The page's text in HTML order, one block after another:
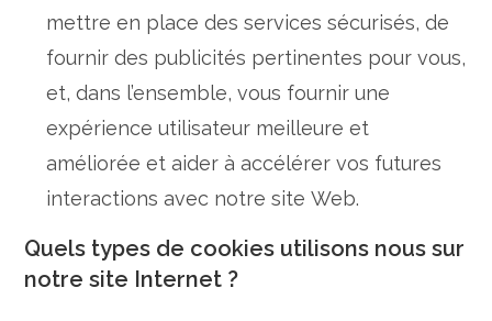
mettre en place des services sécurisés, de
fournir des publicités pertinentes pour vous,
et, dans l’ensemble, vous fournir une
expérience utilisateur meilleure et
améliorée et aider à accélérer vos futures
interactions avec notre site Web.
Quels types de cookies utilisons nous sur
notre site Internet ?​